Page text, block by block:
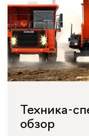
Техника-
обзор